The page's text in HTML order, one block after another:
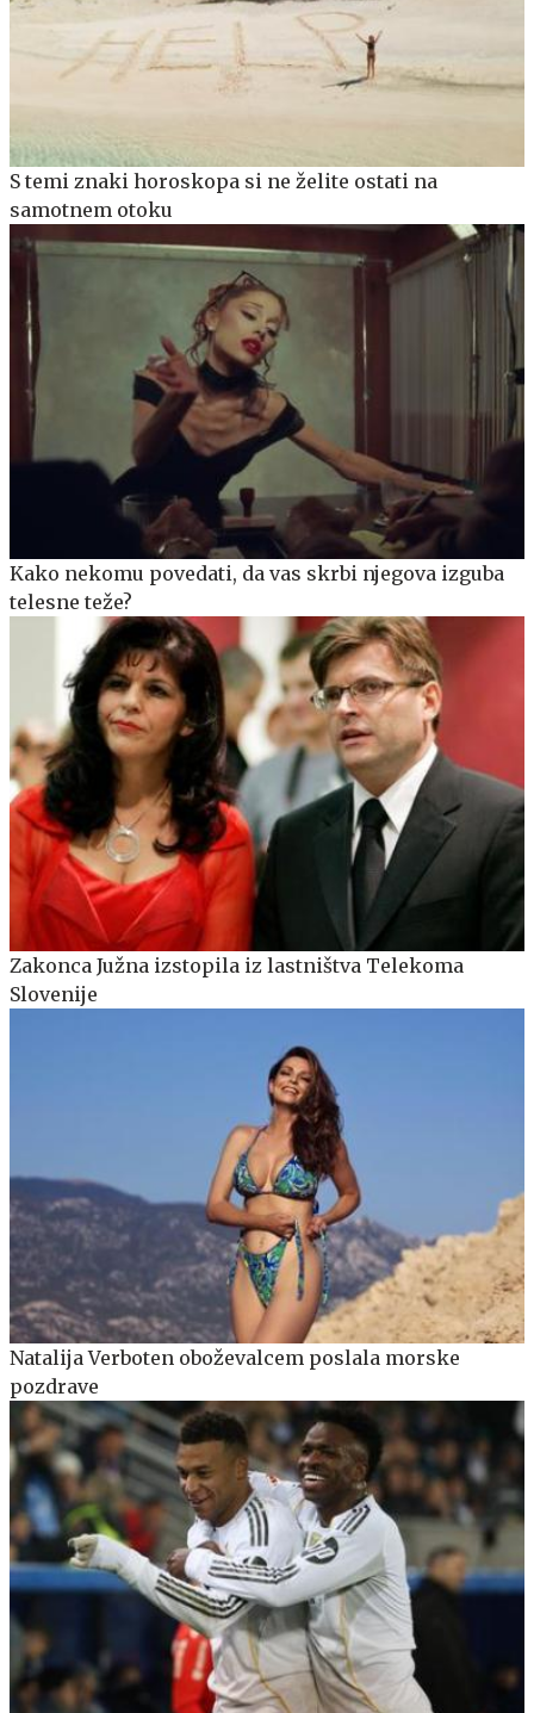
S temi znaki horoskopa si ne želite ostati na
samotnem otoku
Kako nekomu povedati, da vas skrbi njegova izguba
telesne teže?
Zakonca Južna izstopila iz lastništva Telekoma
Slovenije
Natalija Verboten oboževalcem poslala morske
pozdrave